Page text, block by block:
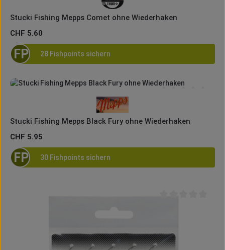
Stucki Fishing Mepps Comet ohne Wiederhaken
Regulärer Preis:
CHF 5.60
FP 28 Fishpoints sichern
Stucki Fishing Mepps Black Fury ohne Wiederhaken
Regulärer Preis:
CHF 5.95
FP 30 Fishpoints sichern